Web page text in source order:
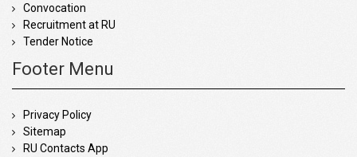
Convocation
Recruitment at RU
Tender Notice
Footer Menu
Privacy Policy
Sitemap
RU Contacts App